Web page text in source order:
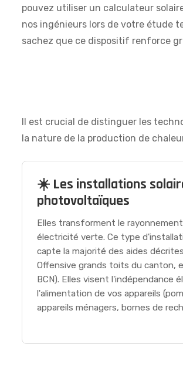
pouvez utiliser un calculateur
nos ingénieurs lors de votre étude
sachez que ce dispositif renforce
Il est crucial de distinguer les
la nature de la production de
☀️ Les installations
photovoltaïques
Elles transforment le
électricité verte. Ce type
capte la majorité des aides
Offensive grands toits du canton,
BCN). Elles visent l'indépendance
l'alimentation de vos appareils
appareils ménagers, bornes de